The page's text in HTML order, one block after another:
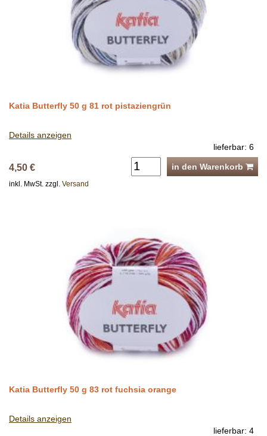
Katia Butterfly 50 g 81 rot pistaziengrün
Details anzeigen
lieferbar: 6
4,50 € in den Warenkorb
inkl. MwSt. zzgl. Versand
Katia Butterfly 50 g 83 rot fuchsia orange
Details anzeigen
lieferbar: 4